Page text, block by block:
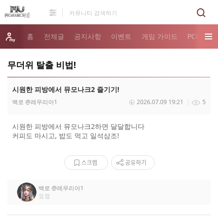
홈 전체글 공지사항 이벤트 게임 가이드 PC버전
무더위 탈출 비법!
시원한 피방에서 뮤모나크2 즐기기!
백로@레무리아1 5
2026.07.09 19:21
시원한 피방에서 뮤모나크2하면 달달합니다
커피도 마시고, 밥도 먹고 일석삼조!
스크랩 공유하기
백로@레무리아1
요정